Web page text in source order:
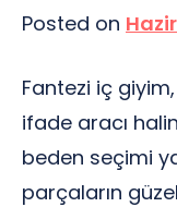
Posted on
Fantezi iç
ifade aracı
beden seçimi
parçaların